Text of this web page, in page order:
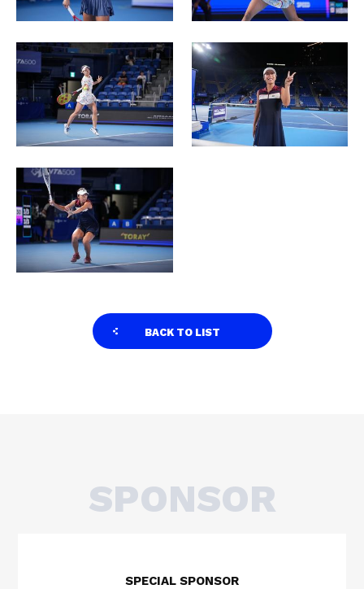
BACK TO LIST
SPONSOR
SPECIAL SPONSOR